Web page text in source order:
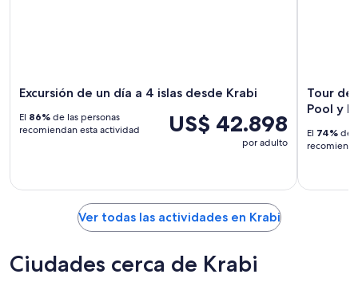
Excursión de un día a 4 islas desde Krabi
US$ 42.898
por adulto
El 86% de las personas
recomiendan esta actividad
Tour de
Pool y
El 74% de
Ver todas las actividades en Krabi
Ciudades cerca de Krabi